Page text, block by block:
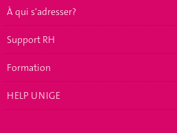
À qui s'adresser?
Support RH
Formation
HELP UNIGE